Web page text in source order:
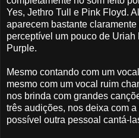
Yes, Jethro Tull e Pink Floyd.
aparecem bastante
perceptível um pouco de
Purple.
Mesmo contando com um
mesmo com um vocal ruim
nos brinda com grandes
três audições, nos deixa com
possível outra pessoal cantá-